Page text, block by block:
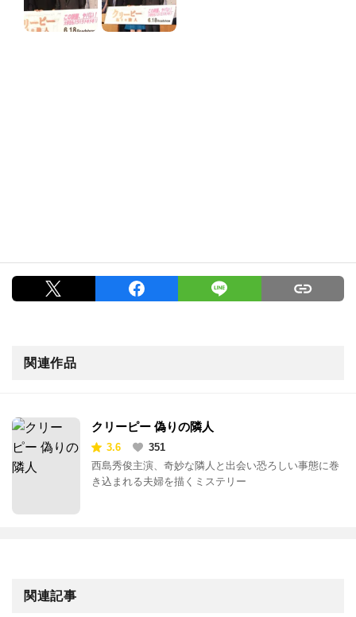
関連作品
クリーピー 偽りの隣人
3.6
351
西島秀俊主演、奇妙な隣人と出会い恐ろしい事態に巻
き込まれる夫婦を描くミステリー
関連記事